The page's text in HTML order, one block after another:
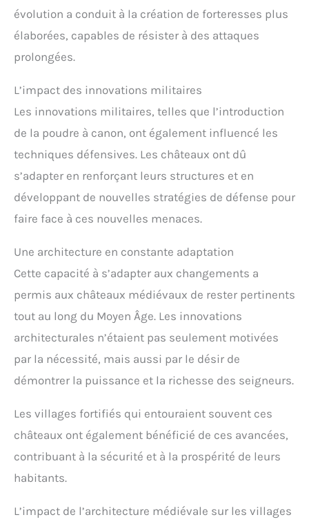
évolution a conduit à la création de forteresses plus
élaborées, capables de résister à des attaques
prolongées.
L’impact des innovations militaires
Les innovations militaires, telles que l’introduction
de la poudre à canon, ont également influencé les
techniques défensives. Les châteaux ont dû
s’adapter en renforçant leurs structures et en
développant de nouvelles stratégies de défense pour
faire face à ces nouvelles menaces.
Une architecture en constante adaptation
Cette capacité à s’adapter aux changements a
permis aux châteaux médiévaux de rester pertinents
tout au long du Moyen Âge. Les innovations
architecturales n’étaient pas seulement motivées
par la nécessité, mais aussi par le désir de
démontrer la puissance et la richesse des seigneurs.
Les villages fortifiés qui entouraient souvent ces
châteaux ont également bénéficié de ces avancées,
contribuant à la sécurité et à la prospérité de leurs
habitants.
L’impact de l’architecture médiévale sur les villages